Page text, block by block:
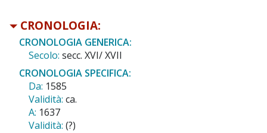
CRONOLOGIA:
CRONOLOGIA GENERICA:
Secolo: secc. XVI/ XVII
CRONOLOGIA SPECIFICA:
Da: 1585
Validità: ca.
A: 1637
Validità: (?)